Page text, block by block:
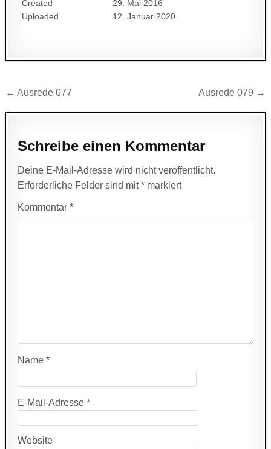
Created
29. Mai 2016
Uploaded
12. Januar 2020
Beitragsnavigation
← Ausrede 077 Ausrede 079 →
Schreibe einen Kommentar
Deine E-Mail-Adresse wird nicht veröffentlicht.
Erforderliche Felder sind mit* markiert
Kommentar*
Name*
E-Mail-Adresse*
Website